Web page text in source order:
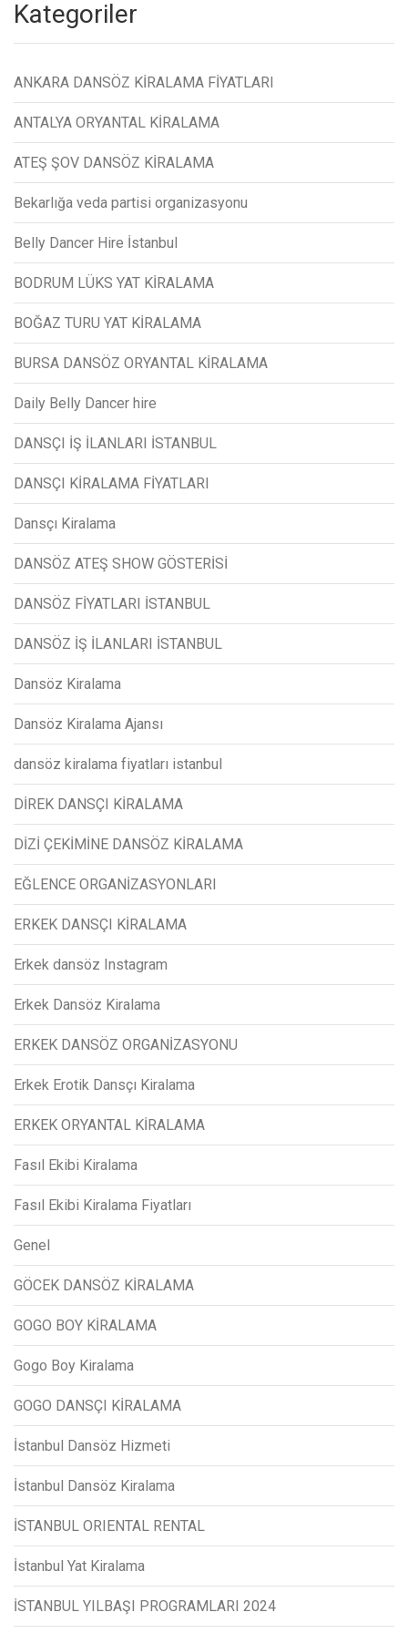
Kategoriler
ANKARA DANSÖZ KİRALAMA FİYATLARI
ANTALYA ORYANTAL KİRALAMA
ATEŞ ŞOV DANSÖZ KİRALAMA
Bekarlığa veda partisi organizasyonu
Belly Dancer Hire İstanbul
BODRUM LÜKS YAT KİRALAMA
BOĞAZ TURU YAT KİRALAMA
BURSA DANSÖZ ORYANTAL KİRALAMA
Daily Belly Dancer hire
DANSÇI İŞ İLANLARI İSTANBUL
DANSÇI KİRALAMA FİYATLARI
Dansçı Kiralama
DANSÖZ ATEŞ SHOW GÖSTERİSİ
DANSÖZ FİYATLARI İSTANBUL
DANSÖZ İŞ İLANLARI İSTANBUL
Dansöz Kiralama
Dansöz Kiralama Ajansı
dansöz kiralama fiyatları istanbul
DİREK DANSÇI KİRALAMA
DİZİ ÇEKİMİNE DANSÖZ KİRALAMA
EĞLENCE ORGANİZASYONLARI
ERKEK DANSÇI KİRALAMA
Erkek dansöz Instagram
Erkek Dansöz Kiralama
ERKEK DANSÖZ ORGANİZASYONU
Erkek Erotik Dansçı Kiralama
ERKEK ORYANTAL KİRALAMA
Fasıl Ekibi Kiralama
Fasıl Ekibi Kiralama Fiyatları
Genel
GÖCEK DANSÖZ KİRALAMA
GOGO BOY KİRALAMA
Gogo Boy Kiralama
GOGO DANSÇI KİRALAMA
İstanbul Dansöz Hizmeti
İstanbul Dansöz Kiralama
İSTANBUL ORIENTAL RENTAL
İstanbul Yat Kiralama
İSTANBUL YILBAŞI PROGRAMLARI 2024